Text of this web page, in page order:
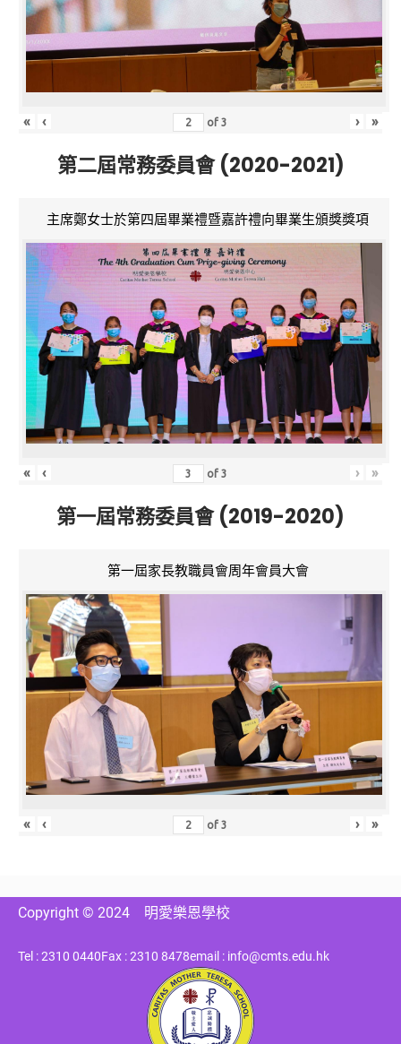
« ‹ of3 › »
第二屆常務委員會 (2020-2021)
主席鄭女士於第四屆畢業禮暨嘉許禮向畢業生頒獎獎項
« ‹ of3 › »
第一屆常務委員會 (2019-2020)
第一屆家長教職員會周年會員大會
« ‹ of3 › »
Copyright © 2024 明愛樂恩學校
Tel : 2310 0440Fax : 2310 8478email : info@cmts.edu.hk